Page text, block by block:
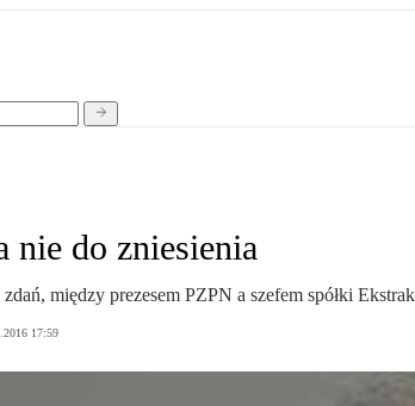
nie do zniesienia
między prezesem PZPN a szefem spółki
17:59